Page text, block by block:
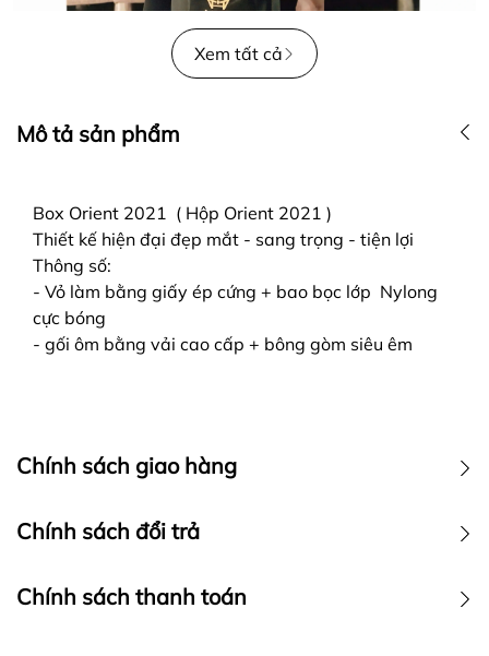
Xem tất cả
Mô tả sản phẩm
Box Orient 2021 ( Hộp Orient 2021 )
Thiết kế hiện đại đẹp mắt - sang trọng - tiện lợi
Thông số:
- Vỏ làm bằng giấy ép cứng + bao bọc lớp Nylong
cực bóng
- gối ôm bằng vải cao cấp + bông gòm siêu êm
Chính sách giao hàng
Chính sách vận chuyển
Chính sách đổi trả
Chính sách thanh toán